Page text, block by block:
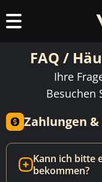
FAQ /
Ihre
Besuchen
Zahlungen &
Kann ich bitte
bekommen?